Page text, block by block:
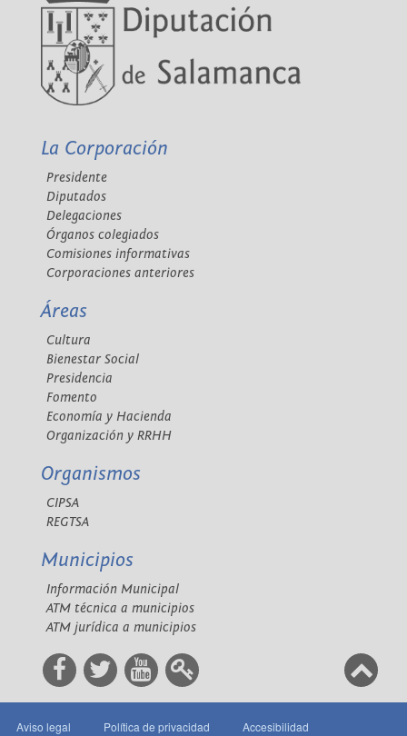
La Corporación
Presidente
Diputados
Delegaciones
Órganos colegiados
Comisiones informativas
Corporaciones anteriores
Áreas
Cultura
Bienestar Social
Presidencia
Fomento
Economía y Hacienda
Organización y RRHH
Organismos
CIPSA
REGTSA
Municipios
Información Municipal
ATM técnica a municipios
ATM jurídica a municipios
Aviso legal Política de privacidad Accesibilidad